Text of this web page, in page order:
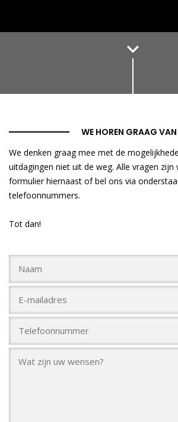
WE HOREN GRAAG VAN
We denken graag mee met de
uitdagingen niet uit de weg. Alle vragen
formulier hiernaast of bel ons via
telefoonnummers.
Tot dan!